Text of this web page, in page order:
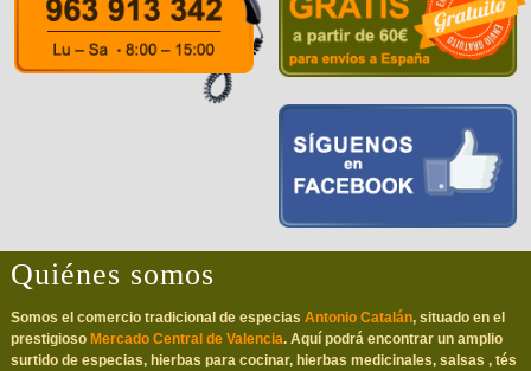
Quiénes somos
Somos el comercio tradicional de especias Antonio Catalán, situado en el
prestigioso Mercado Central de Valencia. Aquí podrá encontrar un amplio
surtido de especias, hierbas para cocinar, hierbas medicinales, salsas , tés